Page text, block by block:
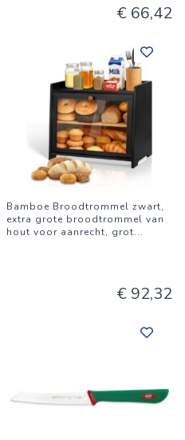
€ 66,42
Bamboe Broodtrommel zwart,
extra grote broodtrommel van
hout voor aanrecht, grot...
€ 92,32